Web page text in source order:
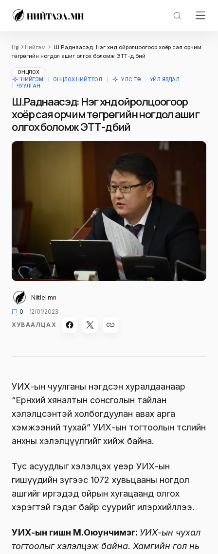
Нүүр Нийгэм
Ш.Раднаасэд: Нэг хүнд ойролцоогоор хоёр сая орчим
төгрөгийн ногдол ашиг олгох боломж ЭТТ-д бий
ОНЦЛОХ
НИЙГЭМ
ОНЦЛОХ НИЙТЛЭЛ УЛС ТӨР
ҮЙЛ ЯВДАЛ
ЧУУЛГАН
Ш.Раднаасэд: Нэг хүнд ойролцоогоор
хоёр сая орчим төгрөгийн ногдол ашиг
олгох боломж ЭТТ-д бий
Niitlel.mn
0
12/01/2023
ХУВААЛЦАХ
УИХ-ын чуулганы нэгдсэн хуралдаанаар
“Ерөнхий хяналтын сонсголын тайлан
хэлэлцсэнтэй холбогдуулан авах арга
хэмжээний тухай” УИХ-ын тогтоолын төслийн
анхны хэлэлцүүлгийг хийж байна.
Тус асуудлыг хэлэлцэх үеэр УИХ-ын
гишүүдийн зүгээс 1072 хувьцааны ногдол
ашгийг иргэдэд ойрын хугацаанд олгох
хэрэгтэй гэдэг байр суурийг илэрхийллээ.
УИХ-ын гишүүн М.Оюунчимэг: УИХ-ын чухал
тогтоолыг хэлэлцэж байна. Хамгийн гол нь